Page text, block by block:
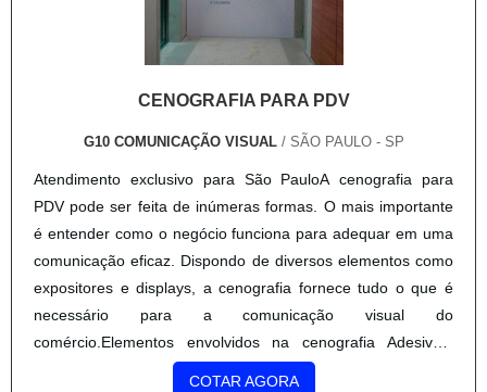
CENOGRAFIA PARA PDV
G10 COMUNICAÇÃO VISUAL / SÃO PAULO - SP
Atendimento exclusivo para São PauloA cenografia para
PDV pode ser feita de inúmeras formas. O mais importante
é entender como o negócio funciona para adequar em uma
comunicação eficaz. Dispondo de diversos elementos como
expositores e displays, a cenografia fornece tudo o que é
necessário para a comunicação visual do
comércio.Elementos envolvidos na cenografia Adesivos;
Banners; Logos; Displays personalizados; Entre outros.É
COTAR AGORA